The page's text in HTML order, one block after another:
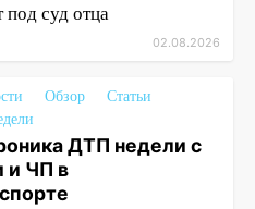
суд отца
02.08.2026
Обзор
Статьи
ДТП недели с
и ЧП в